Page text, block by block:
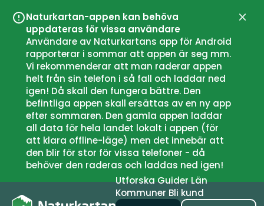
Naturkartan-appen kan behöva
uppdateras för vissa användare
Användare av Naturkartans app för Android
rapporterar i sommar att appen är seg mm.
Vi rekommenderar att man raderar appen
helt från sin telefon i så fall och laddar ned
igen! Då skall den fungera bättre. Den
befintliga appen skall ersättas av en ny app
efter sommaren. Den gamla appen laddar
all data för hela landet lokalt i appen (för
att klara offline-läge) men det innebär att
den blir för stor för vissa telefoner - då
behöver den raderas och laddas ned igen!
UtforskaGuiderLän
Kommuner Bli kund